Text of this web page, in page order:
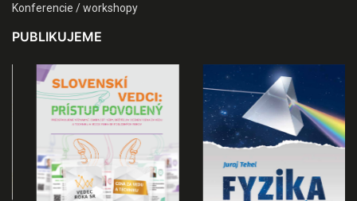
Konferencie / workshopy
PUBLIKUJEME